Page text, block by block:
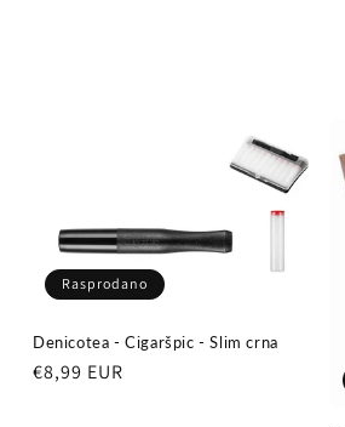
Rasprodano
Denicotea - Cigaršpic - Slim crna
Redovna
€8,99 EUR